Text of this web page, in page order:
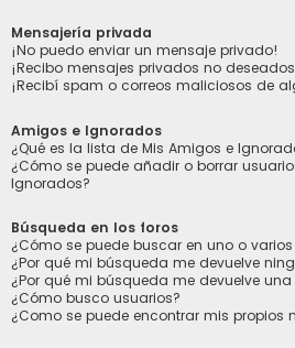
Mensajería privada
¡No puedo enviar un mensaje privado!
¡Recibo mensajes privados no
¡Recibí spam o correos maliciosos de
Amigos e Ignorados
¿Qué es la lista de Mis Amigos e
¿Cómo se puede añadir o borrar
Ignorados?
Búsqueda en los foros
¿Cómo se puede buscar en uno o varios
¿Por qué mi búsqueda me devuelve
¿Por qué mi búsqueda me devuelve
¿Cómo busco usuarios?
¿Como se puede encontrar mis propios